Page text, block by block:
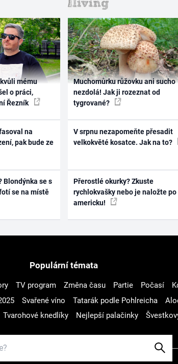
mému
o práci,
Řezník
na
pak bude ze
Blondýnka se s
se na místě
Muchomůrku růžovku ani sucho
nezdolá! Jak ji rozeznat od
tygrované?
V srpnu nezapomeňte přesadit
velkokvěté kosatce. Jak na to?
Přerostlé okurky? Zkuste
rychlokvašky nebo je naložte po
americku!
Populární témata
TV program Změna času Partie Počasí
Svařené víno Tatarák podle Pohlreicha
Tvarohové knedlíky Nejlepší palačinky